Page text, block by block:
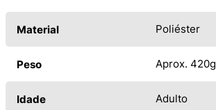
Material Poliéster
Peso Aprox. 420g
Idade Adulto